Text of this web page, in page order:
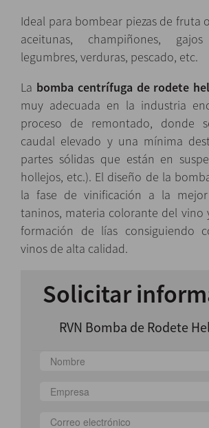
Ideal para bombear piezas de fruta
aceitunas, champiñones,
legumbres, verduras, pescado, etc.
La bomba centrífuga de rodete
muy adecuada en la industria
proceso de remontado, donde
caudal elevado y una mínima
partes sólidas que están en
hollejos, etc.). El diseño de la
la fase de vinificación a la
taninos, materia colorante del vino
formación de lías consiguiendo
vinos de alta calidad.
Solicitar
RVN Bomba de Rodete